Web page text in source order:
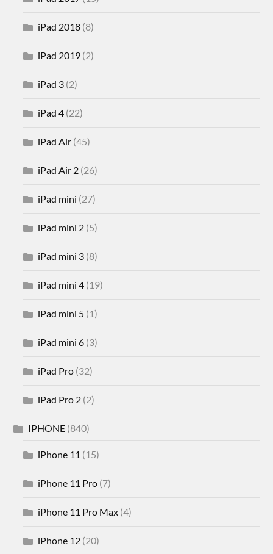
iPad 2018 (8)
iPad 2019 (2)
iPad 3 (2)
iPad 4 (22)
iPad Air (45)
iPad Air 2 (26)
iPad mini (27)
iPad mini 2 (5)
iPad mini 3 (8)
iPad mini 4 (19)
iPad mini 5 (1)
iPad mini 6 (3)
iPad Pro (32)
iPad Pro 2 (2)
IPHONE (840)
iPhone 11 (15)
iPhone 11 Pro (7)
iPhone 11 Pro Max (4)
iPhone 12 (20)